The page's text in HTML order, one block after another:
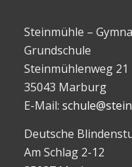
Steinmühle –
Grundschule
Steinmühlenweg 21
35043 Marburg
E-Mail:
Deutsche
Am Schlag 2-12